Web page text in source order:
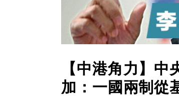
【中港角力】
加：一國兩制從